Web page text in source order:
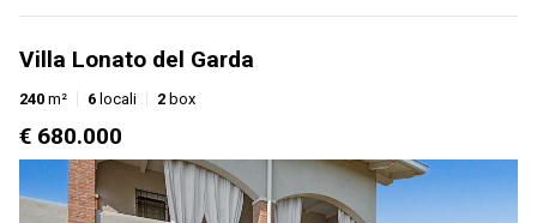
Villa Lonato del Garda
240 m² 6 locali 2 box
€ 680.000